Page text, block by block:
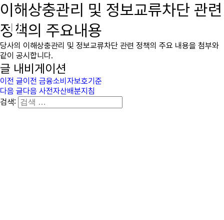
immcs,
Inc.
이해상충관리 및 정보교류차단 관련
정책의 주요내용
당사의 이해상충관리 및 정보교류차단 관련 정책의 주요 내용을 첨부와
같이 공시합니다.
글 내비게이션
이전 글이전 금융소비자보호기준
다음 글다음 사전자산배분지침
검색: